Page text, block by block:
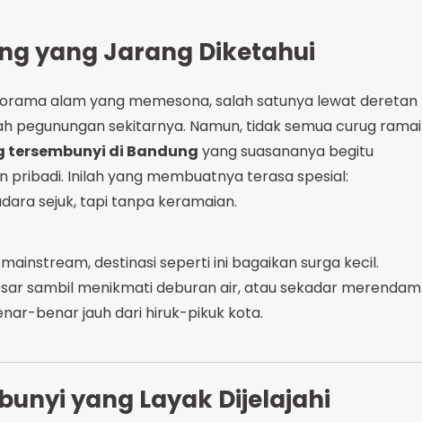
yang Jarang Diketahui
alam yang memesona, salah satunya lewat deretan
pegunungan sekitarnya. Namun, tidak semua curug ramai
tersembunyi di Bandung yang suasananya begitu
Inilah yang membuatnya terasa spesial:
sejuk, tapi tanpa keramaian.
destinasi seperti ini bagaikan surga kecil.
sambil menikmati deburan air, atau sekadar merendam
benar jauh dari hiruk-pikuk kota.
yang Layak Dijelajahi